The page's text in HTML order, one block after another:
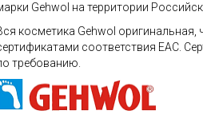
Gehwol на территории
косметика Gehwol оригинальная,
соответствия ЕАС.
требованию.